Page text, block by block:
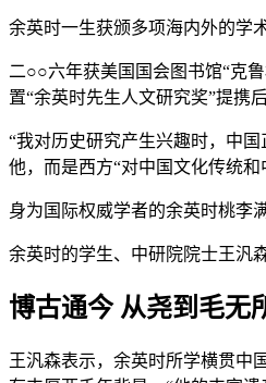
余英时一生获颁多项海内外的学
二○○六年获美国国会图书馆“克
置“余英时先生人文研究奖”提携后
“我对历史研究产生兴趣时，中
他，而是西方“对中国文化传统和
身为国际权威学者的余英时桃李
余英时的学生、中研院院士王汎
博古通今 从尧到毛无
王汎森表示，余英时所学横贯中